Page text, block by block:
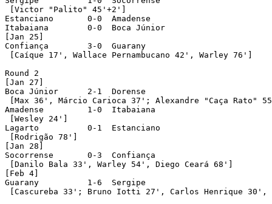
[Victor "Palito" 45'+2']
Estanciano	 0-0  Amadense				att: 457
Itabaiana	 0-0  Boca Júnior			att: 2.234
[Jan 25]
Confiança	 3-0  Guarany				att: 2.670
[Caíque 17', Wallace Pernambucano 42', Warley 76']
Round 2
[Jan 27]
Boca Júnior	 2-1  Dorense				att: 115
[Max 36', Márcio Carioca 37'; Alexandre "Caça Rato"
Amadense	 1-0  Itabaiana				att: 428
[Wesley 24']
Lagarto		 0-1  Estanciano			att: 141
[Rodrigão 78']
[Jan 28]
Socorrense	 0-3  Confiança				att: 1.357 [played in Aracaju]
[Danilo Bala 33', Warley 54', Diego Ceará 68']
[Feb 4]
Guarany	 	 1-6  Sergipe				att: 1.455
[Cascureba 33'; Bruno Iotti 27', Carlos Henrique